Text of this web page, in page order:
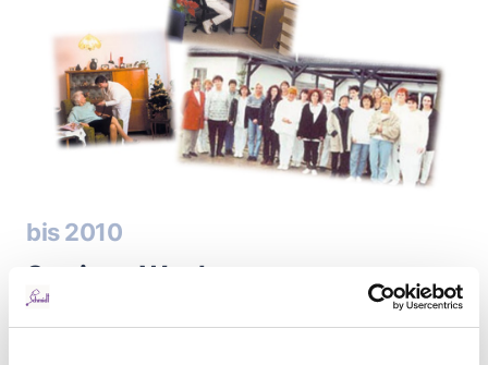
bis 2010
Stetiges Wachstum